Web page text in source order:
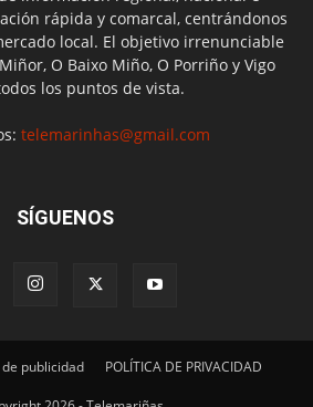
rápida y comarcal, centrándonos
local. El objetivo irrenunciable
O Baixo Miño, O Porriño y Vigo
los puntos de vista.
telemarinhas@gmail.com
SÍGUENOS
publicidad POLÍTICA DE PRIVACIDAD